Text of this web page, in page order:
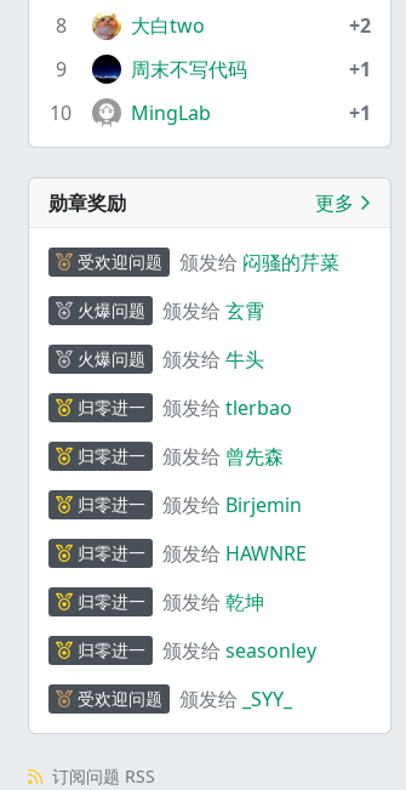
8
大白two
+2
9
周末不写代码
+1
10
MingLab +1
勋章奖励 更多
受欢迎问题 颁发给 闷骚的芹菜
火爆问题 颁发给 玄霄
火爆问题 颁发给 牛头
归零进一 颁发给 tlerbao
归零进一 颁发给 曾先森
归零进一 颁发给 Birjemin
归零进一 颁发给 HAWNRE
归零进一 颁发给 乾坤
归零进一 颁发给 seasonley
受欢迎问题 颁发给 _SYY_
订阅问题 RSS